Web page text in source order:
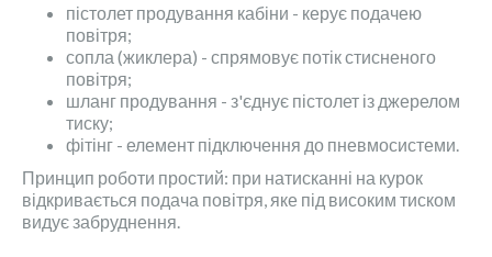
пістолет продування кабіни - керує подачею
повітря;
сопла (жиклера) - спрямовує потік стисненого
повітря;
шланг продування - з'єднує пістолет із джерелом
тиску;
фітінг - елемент підключення до пневмосистеми.
Принцип роботи простий: при натисканні на курок
відкривається подача повітря, яке під високим тиском
видує забруднення.